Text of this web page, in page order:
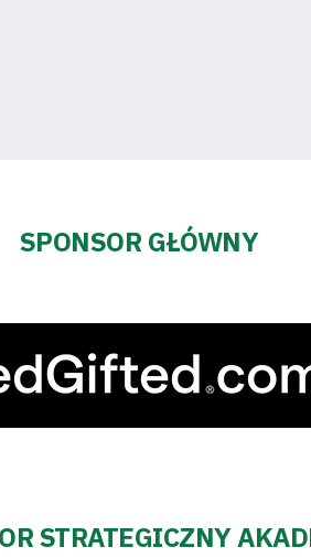
SPONSOR GŁÓWNY
STRATEGICZNY